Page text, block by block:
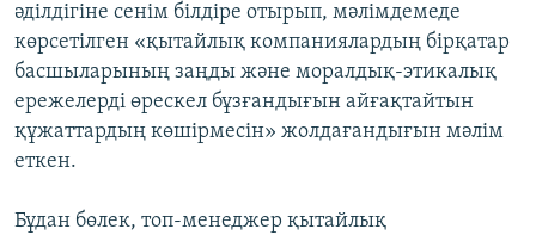
әділдігіне сенім білдіре отырып, мәлімдемеде
көрсетілген «қытайлық компаниялардың бірқатар
басшыларының заңды және моралдық-этикалық
ережелерді өрескел бұзғандығын айғақтайтын
құжаттардың көшірмесін» жолдағандығын мәлім
еткен.
Бұдан бөлек, топ-менеджер қытайлық